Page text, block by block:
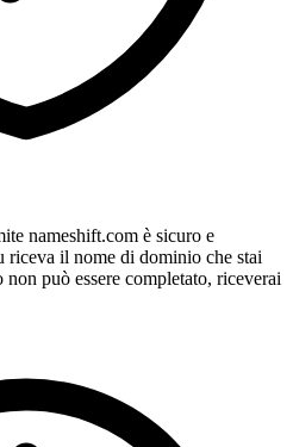
nameshift.com è sicuro e
riceva il nome di dominio che stai
può essere completato, riceverai